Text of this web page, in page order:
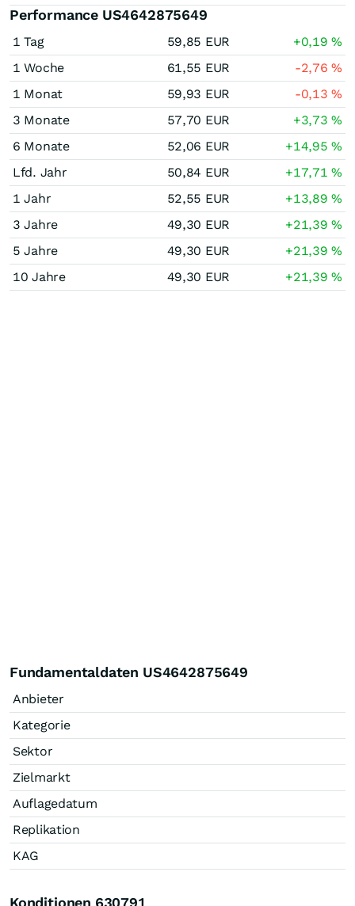
Performance US4642875649
1 Tag 59,85 EUR +0,19%
1 Woche
61,55 EUR -2,76%
1 Monat
59,93 EUR -0,13%
3 Monate
57,70 EUR +3,73%
6 Monate
52,06 EUR +14,95%
Lfd. Jahr
50,84 EUR +17,71%
1 Jahr
52,55 EUR +13,89%
3 Jahre
49,30 EUR +21,39%
5 Jahre
49,30 EUR +21,39%
10 Jahre
49,30 EUR +21,39%
Fundamentaldaten US4642875649
Anbieter
Kategorie
Sektor
Zielmarkt
Auflagedatum
Replikation
KAG
Konditionen 630791